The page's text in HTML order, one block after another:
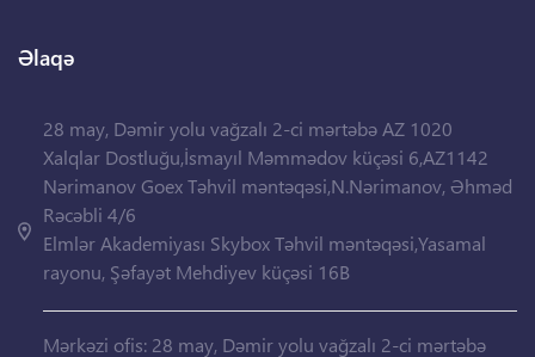
Əlaqə
28 may, Dəmir yolu vağzalı 2-ci mərtəbə AZ 1020
Xalqlar Dostluğu,İsmayıl Məmmədov küçəsi 6,AZ1142
Nərimanov Goex Təhvil məntəqəsi,N.Nərimanov, Əhməd
Rəcəbli 4/6
Elmlər Akademiyası Skybox Təhvil məntəqəsi,Yasamal
rayonu, Şəfayət Mehdiyev küçəsi 16B
Mərkəzi ofis: 28 may, Dəmir yolu vağzalı 2-ci mərtəbə